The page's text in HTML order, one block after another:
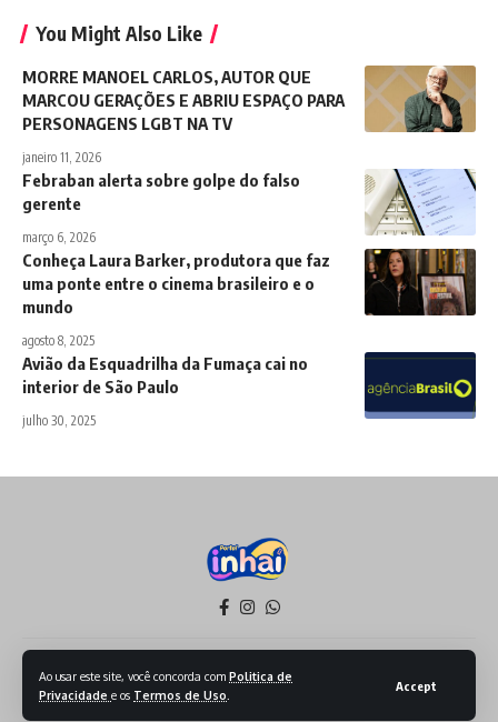
Ao usar este site, você concorda com Politica de
Privacidade e os Termos de Uso
Accept
You Might Also Like
MORRE MANOEL CARLOS, AUTOR QUE
MARCOU GERAÇÕES E ABRIU ESPAÇO PARA
PERSONAGENS LGBT NA TV
janeiro 11, 2026
Febraban alerta sobre golpe do falso
gerente
março 6, 2026
Conheça Laura Barker, produtora que faz
uma ponte entre o cinema brasileiro e o
mundo
agosto 8, 2025
Avião da Esquadrilha da Fumaça cai no
interior de São Paulo
julho 30, 2025
Todos os Direitos reservados - 2026 - Produzido por Sept Mídia